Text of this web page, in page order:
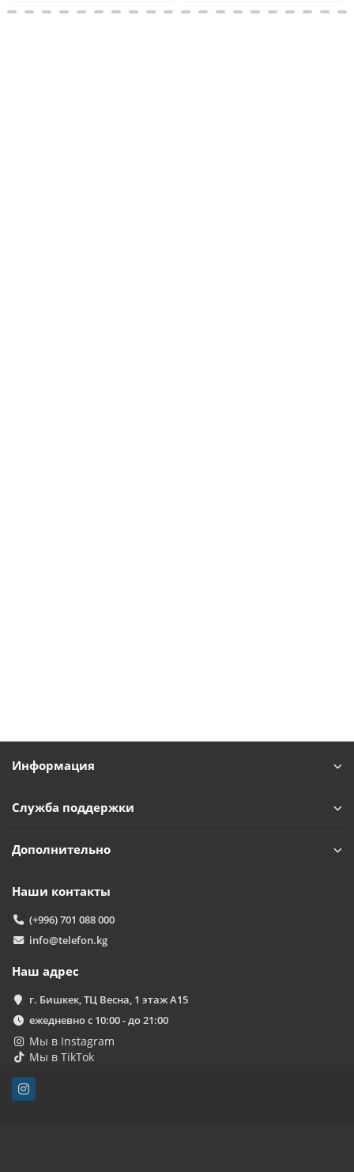
Информация
Служба поддержки
Дополнительно
Наши контакты
(+996) 701 088 000
info@telefon.kg
Наш адрес
г. Бишкек, ТЦ Весна, 1 этаж А15
ежедневно с 10:00 - до 21:00
Мы в Instagram
Мы в TikTok